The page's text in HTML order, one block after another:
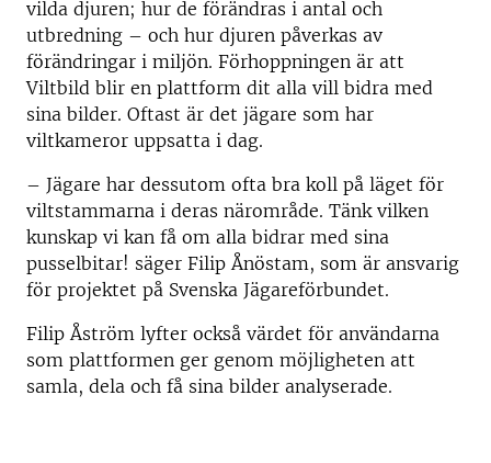
vilda djuren; hur de förändras i antal och
utbredning – och hur djuren påverkas av
förändringar i miljön. Förhoppningen är att
Viltbild blir en plattform dit alla vill bidra med
sina bilder. Oftast är det jägare som har
viltkameror uppsatta i dag.
– Jägare har dessutom ofta bra koll på läget för
viltstammarna i deras närområde. Tänk vilken
kunskap vi kan få om alla bidrar med sina
pusselbitar! säger Filip Ånöstam, som är ansvarig
för projektet på Svenska Jägareförbundet.
Filip Åström lyfter också värdet för användarna
som plattformen ger genom möjligheten att
samla, dela och få sina bilder analyserade.